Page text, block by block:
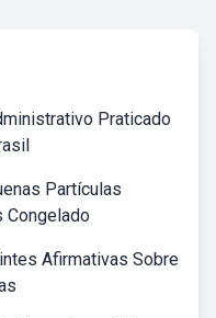
Praticado
Partículas
Congelado
Afirmativas Sobre